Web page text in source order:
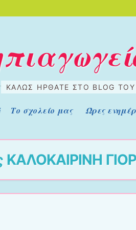
ΚΑΛΏΣ ΉΡΘΑΤΕ ΣΤΟ BLOG
Το σχολείο μας Ώρες
ΚΑΛΟΚΑΙΡΙΝΗ